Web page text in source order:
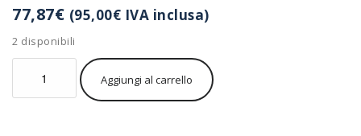
77,87€ (95,00€ IVA inclusa)
2 disponibili
202T
Aggiungi al carrello